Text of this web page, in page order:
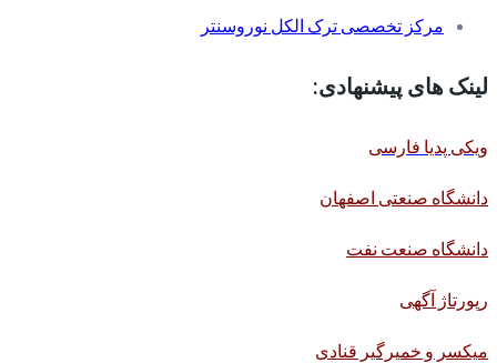
مرکز تخصصی ترک الکل نوروسنتر
لینک های پیشنهادی:
ویکی پدیا فارسی
دانشگاه صنعتی اصفهان
دانشگاه صنعت نفت
رپورتاژ آگهی
میکسر و خمیرگیر قنادی